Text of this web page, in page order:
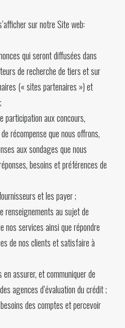
sur notre Site web:
qui seront diffusées dans
de recherche de tiers et sur
(« sites partenaires ») et
participation aux concours,
récompense que nous offrons,
aux sondages que nous
besoins et préférences de
et les payer ;
renseignements au sujet de
nos services ainsi que répondre
de nos clients et satisfaire à
assurer, et communiquer de
agences d’évaluation du crédit ;
des comptes et percevoir